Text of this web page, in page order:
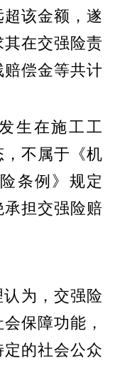
该金额，遂
在交强险责
偿金等共计
生在施工工
不属于《机
条例》规定
承担交强险赔
为，交强险
保障功能，
的社会公众